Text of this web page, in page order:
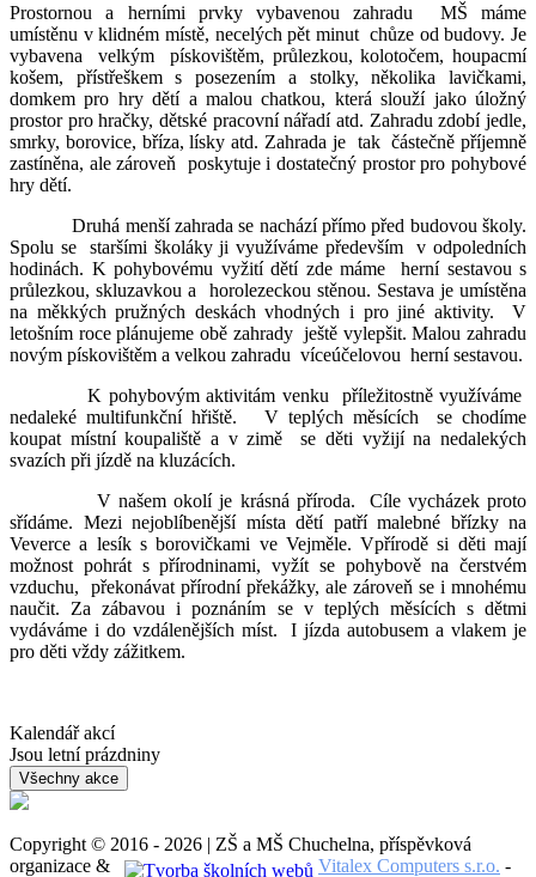
Prostornou a herními prvky vybavenou zahradu MŠ máme
umístěnu v klidném místě, necelých pět minut chůze od budovy. Je
vybavena velkým pískovištěm, průlezkou, kolotočem, houpacmí
košem, přístřeškem s posezením a stolky, několika lavičkami,
domkem pro hry dětí a malou chatkou, která slouží jako úložný
prostor pro hračky, dětské pracovní nářadí atd. Zahradu zdobí jedle,
smrky, borovice, bříza, lísky atd. Zahrada je tak částečně příjemně
zastíněna, ale zároveň poskytuje i dostatečný prostor pro pohybové
hry dětí.
Druhá menší zahrada se nachází přímo před budovou školy.
Spolu se staršími školáky ji využíváme především v odpoledních
hodinách. K pohybovému vyžití dětí zde máme herní sestavou s
průlezkou, skluzavkou a horolezeckou stěnou. Sestava je umístěna
na měkkých pružných deskách vhodných i pro jiné aktivity. V
letošním roce plánujeme obě zahrady ještě vylepšit. Malou zahradu
novým pískovištěm a velkou zahradu víceúčelovou herní sestavou.
K pohybovým aktivitám venku příležitostně využíváme
nedaleké multifunkční hřiště. V teplých měsících se chodíme
koupat místní koupaliště a v zimě se děti vyžijí na nedalekých
svazích při jízdě na kluzácích.
V našem okolí je krásná příroda. Cíle vycházek proto
sřídáme. Mezi nejoblíbenější místa dětí patří malebné břízky na
Veverce a lesík s borovičkami ve Vejměle. Vpřírodě si děti mají
možnost pohrát s přírodninami, vyžít se pohybově na čerstvém
vzduchu, překonávat přírodní překážky, ale zároveň se i mnohému
naučit. Za zábavou i poznáním se v teplých měsících s dětmi
vydáváme i do vzdálenějších míst. I jízda autobusem a vlakem je
pro děti vždy zážitkem.
Kalendář akcí
Jsou letní prázdniny
Všechny akce
Copyright © 2016 - 2026 | ZŠ a MŠ Chuchelna, příspěvková
organizace &
Vitalex Computers s.r.o. -